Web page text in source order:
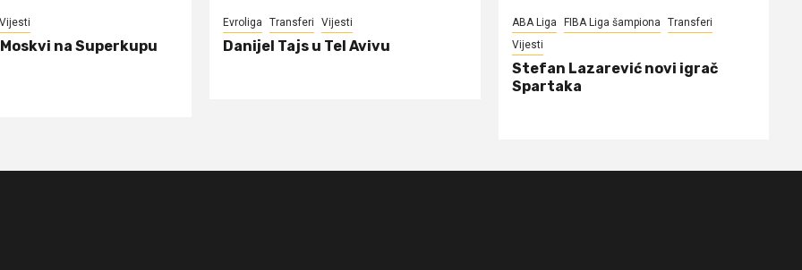
na Superkupu
Evroliga Transferi Vijesti
Danijel Tajs u Tel Avivu
ABA Liga FIBA Liga šampiona
Transferi
Vijesti
Stefan Lazarević novi igrač
Spartaka